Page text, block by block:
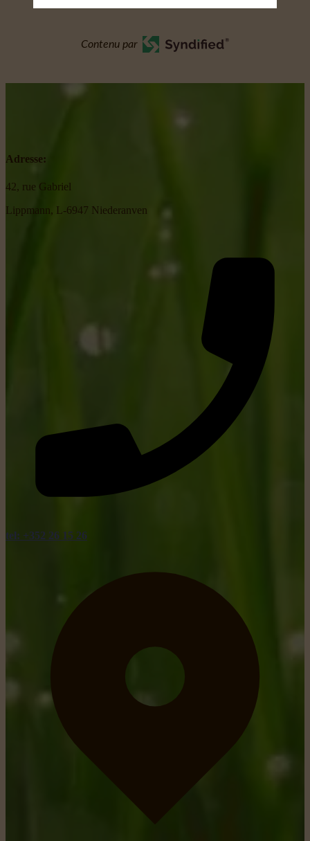
Contenu par
Adresse:
42, rue Gabriel
Lippmann, L-6947 Niederanven
tel: +352 26 15 26